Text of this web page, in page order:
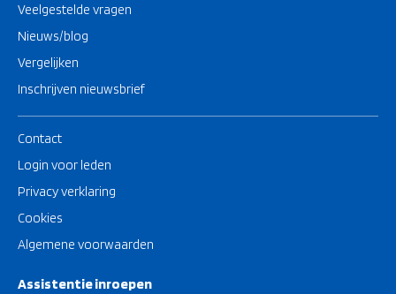
Veelgestelde vragen
Nieuws/blog
Vergelijken
Inschrijven nieuwsbrief
Contact
Login voor leden
Privacy verklaring
Cookies
Algemene voorwaarden
Assistentie inroepen